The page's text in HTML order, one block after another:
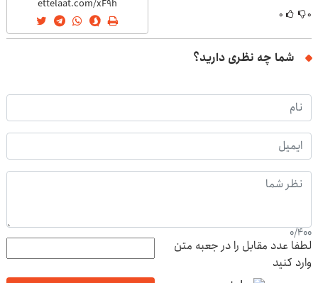
۰ ۰
شما چه نظری دارید؟
0/400
لطفا عدد مقابل را در جعبه متن
وارد کنید